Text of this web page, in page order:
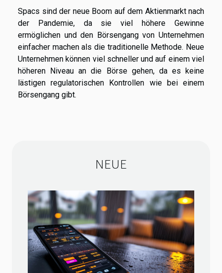
Spacs sind der neue Boom auf dem Aktienmarkt nach
der Pandemie, da sie viel höhere Gewinne
ermöglichen und den Börsengang von Unternehmen
einfacher machen als die traditionelle Methode. Neue
Unternehmen können viel schneller und auf einem viel
höheren Niveau an die Börse gehen, da es keine
lästigen regulatorischen Kontrollen wie bei einem
Börsengang gibt.
NEUE